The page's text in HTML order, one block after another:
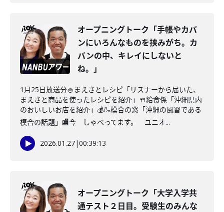
オープニングトーク「手帳やカバ
ンにいろんなものを挟みがち。カ
バンの中、キレイにしないと
ね。」
1月25日放送分🍚まえさとレシピ「リスナーから届いた、
まえさと商品を使ったレシピを紹介」🍴給食係「沖縄県内
のおいしいお店を紹介」💰🍶模合の窓「沖縄の風習である
模合の話題」🏬今 しゃべってます。 ユニオ...
2026.01.27|00:39:13
オープニングトーク「大学入学共
通テスト２日目。受験生のみんな